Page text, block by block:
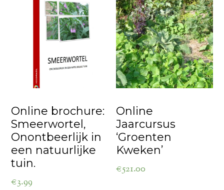
Online brochure:
Smeerwortel,
Onontbeerlijk in
een natuurlijke
tuin.
€3.99
Online
Jaarcursus
‘Groenten
Kweken’
€521.00